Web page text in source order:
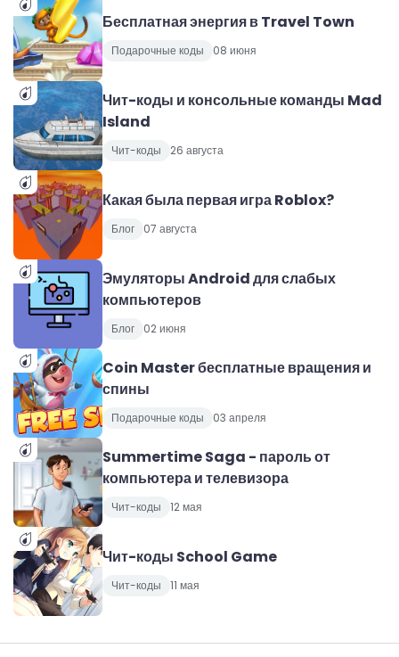
Бесплатная энергия в Travel Town
Подарочные коды 08 июня
Чит-коды и консольные команды Mad
Island
Чит-коды 26 августа
Какая была первая игра Roblox?
Блог 07 августа
Эмуляторы Android для слабых
компьютеров
Блог 02 июня
Coin Master бесплатные вращения и
спины
Подарочные коды 03 апреля
Summertime Saga - пароль от
компьютера и телевизора
Чит-коды 12 мая
Чит-коды School Game
Чит-коды 11 мая